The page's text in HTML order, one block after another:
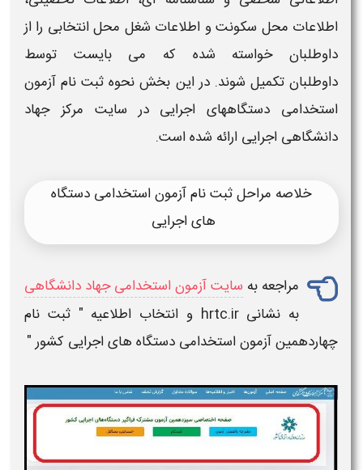
اطلاعات محل سکونت و اطلاعات شغل محل انتخابی را از
داوطلبان خواسته شده که می بایست توسط
داوطلبان تکمیل شوند. در این بخش نحوه ثبت نام آزمون
استخدامی دستگاههای اجراییدر سایت مرکز جهاد
دانشگاهی اجرایی ارائه شده است.
خلاصه مراحل ثبت نام آزمون استخدامی دستگاه
های اجرایی
مراجعه به سایت آزمون استخدامی جهاد دانشگاهی
به نشانی hrtc.ir و انتخاب اطلاعیه "
ثبت نام
چهاردهمینآزموناستخدامی دستگاه های اجرایی کشور "